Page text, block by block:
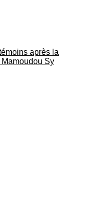
après la
Sy